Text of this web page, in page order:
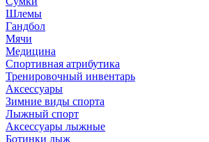
Шлемы
Гандбол
Мячи
Медицина
Спортивная атрибутика
Тренировочный инвентарь
Аксессуары
Зимние виды спорта
Лыжный спорт
Аксессуары лыжные
Ботинки лыж